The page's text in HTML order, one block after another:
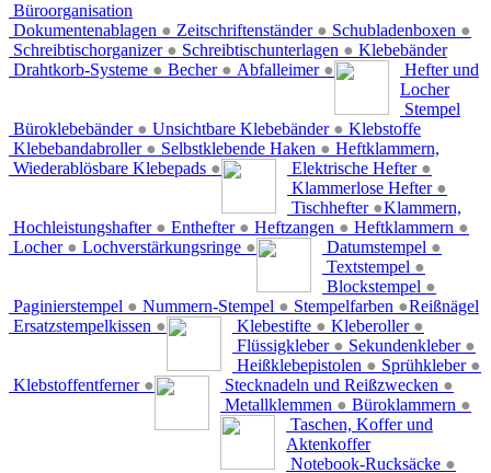
Büroorganisation
Dokumentenablagen ● Zeitschriftenständer ● Schubladenboxen ●
Schreibtischorganizer ● Schreibtischunterlagen ●
Drahtkorb-Systeme ● Becher ● Abfalleimer ●
Klebebänder
Büroklebebänder ● Unsichtbare Klebebänder ●
Klebebandabroller ● Selbstklebende Haken ●
Wiederablösbare Klebepads ●
Hefter und
Locher
Elektrische Hefter ●
Klammerlose Hefter ●
Tischhefter ●
Hochleistungshafter ● Enthefter ● Heftzangen ● Heftklammern ●
Locher ● Lochverstärkungsringe ●
Stempel
Datumstempel ●
Textstempel ●
Blockstempel ●
Paginierstempel ● Nummern-Stempel ● Stempelfarben ●
Ersatzstempelkissen ●
Klebstoffe
Klebestifte ● Kleberoller ●
Flüssigkleber ● Sekundenkleber ●
Heißklebepistolen ● Sprühkleber ●
Klebstoffentferner ●
Heftklammern,
Klammern,
Reißnägel
Stecknadeln und Reißzwecken ●
Metallklemmen ● Büroklammern ●
Taschen, Koffer und
Aktenkoffer
Notebook-Rucksäcke ●